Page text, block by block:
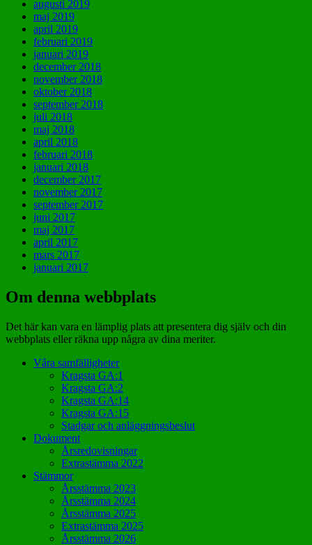
augusti 2019
maj 2019
april 2019
februari 2019
januari 2019
december 2018
november 2018
oktober 2018
september 2018
juli 2018
maj 2018
april 2018
februari 2018
januari 2018
december 2017
november 2017
september 2017
juni 2017
maj 2017
april 2017
mars 2017
januari 2017
Om denna webbplats
Det här kan vara en lämplig plats att presentera dig själv och din
webbplats eller räkna upp några av dina meriter.
Våra samfälligheter
Kragsta GA:1
Kragsta GA:2
Kragsta GA:14
Kragsta GA:15
Stadgar och anläggningsbeslut
Dokument
Årsredovisningar
Extrastämma 2022
Stämmor
Årsstämma 2023
Årsstämma 2024
Årsstämma 2025
Extrastämma 2025
Årsstämma 2026